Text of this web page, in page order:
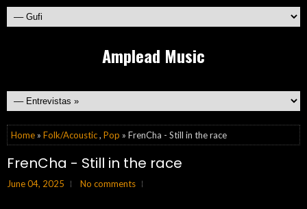
Amplead Music
Home » Folk/Acoustic, Pop » FrenCha - Still in the race
FrenCha - Still in the race
June 04, 2025 No comments